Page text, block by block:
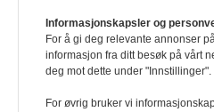
1. august 2026
Ville ha tilsvart verdens trettende
denne må du ha abonnement Logg
også egne abonnementer for
Informasjonskapsler og
For å gi deg relevante annonser
informasjon fra ditt besøk på vårt
deg mot dette under "Innstillinger".
For øvrig bruker vi